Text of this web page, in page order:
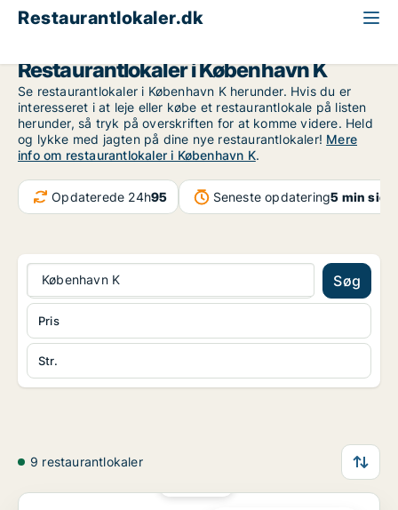
Restaurantlokaler.dk
Restaurantlokaler i København K
Se restaurantlokaler i København K herunder. Hvis du er
interesseret i at leje eller købe et restaurantlokale på listen
herunder, så tryk på overskriften for at komme videre. Held
og lykke med jagten på dine nye restaurantlokaler! Mere
info om restaurantlokaler i København K.
Opdaterede 24h95 Seneste opdatering5 min
København K Søg
Str.
Pris
9 restaurantlokaler
Kontor i København K